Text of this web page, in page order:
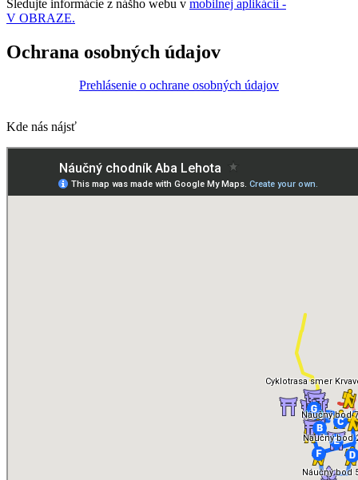
Sledujte informácie z nášho webu v mobilnej aplikácii -
V OBRAZE.
Ochrana osobných údajov
Prehlásenie o ochrane osobných údajov
Kde nás nájsť